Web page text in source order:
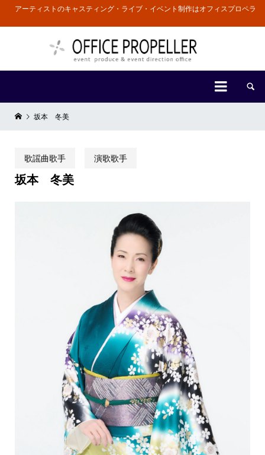
アーティストのキャスティング・ライブ・イベント制作はオフィスプロペラ
 
坂本 冬美
歌謡曲歌手 演歌歌手
坂本 冬美